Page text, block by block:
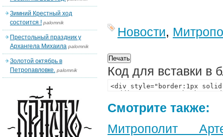
Новости,
Код для вставки в
Смотрите также:
Митрополит
Зимний Крестный ход
состоится ! palomnik
Престольный праздник у
Архангела Михаила palomnik
Золотой октябрь в
Петропавловке. palomnik